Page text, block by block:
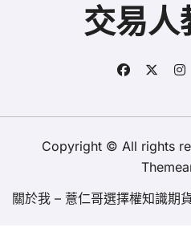
交易人
Copyright © All rights
關於我 – 薏仁哥選擇權知識期